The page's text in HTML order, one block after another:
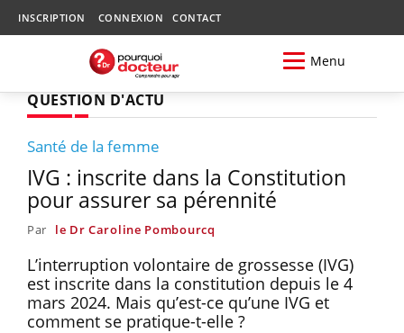
INSCRIPTION CONNEXION CONTACT
Menu
QUESTION D'ACTU
Santé de la femme
IVG : inscrite dans la Constitution
pour assurer sa pérennité
Par le Dr Caroline Pombourcq
L’interruption volontaire de grossesse (IVG)
est inscrite dans la constitution depuis le 4
mars 2024. Mais qu’est-ce qu’une IVG et
comment se pratique-t-elle ?